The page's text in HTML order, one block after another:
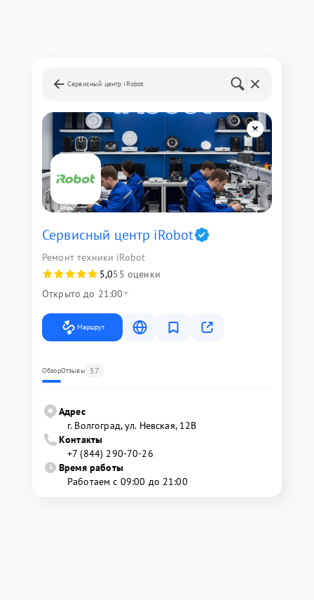
Сервисный центр iRobot
Сервисный центр iRobot
Ремонт техники iRobot
5,055 оценки
Открыто до 21:00
Маршрут
ОбзорОтзывы 57
Адрес
г. Волгоград, ул. Невская, 12В
Контакты
+7 (844) 290-70-26
Время работы
Работаем с 09:00 до 21:00